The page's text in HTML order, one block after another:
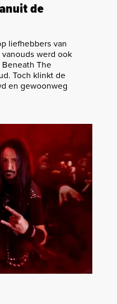
de
liefhebbers van
werd ook
Beneath The
Toch klinkt de
en gewoonweg